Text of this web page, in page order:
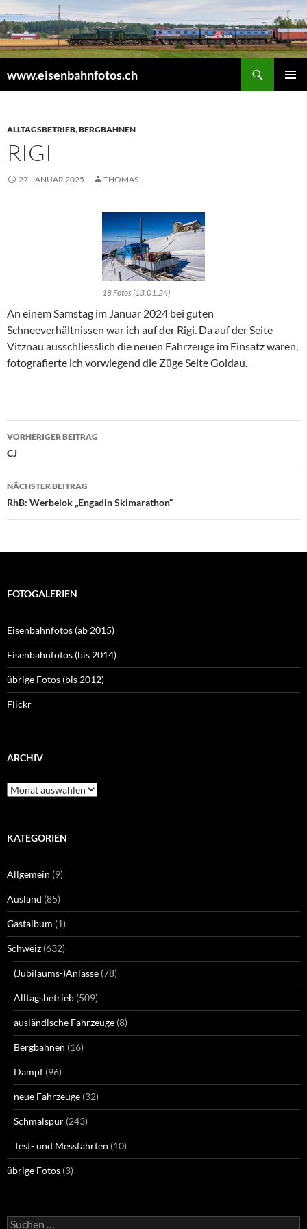
Inhalt
springen
www.eisenbahnfotos.ch
ALLTAGSBETRIEB,BERGBAHNEN
RIGI
27. JANUAR 2025 THOMAS
18 Fotos (13.01.24)
An einem Samstag im Januar 2024 bei guten
Schneeverhältnissen war ich auf der Rigi. Da auf der Seite
Vitznau ausschliesslich die neuen Fahrzeuge im Einsatz waren,
fotografierte ich vorwiegend die Züge Seite Goldau.
Beitragsnavigation
VORHERIGER BEITRAG
CJ
NÄCHSTER BEITRAG
RhB: Werbelok „Engadin Skimarathon“
FOTOGALERIEN
Eisenbahnfotos (ab 2015)
Eisenbahnfotos (bis 2014)
übrige Fotos (bis 2012)
Flickr
ARCHIV
Archiv
KATEGORIEN
Allgemein (9)
Ausland (85)
Gastalbum (1)
Schweiz (632)
(Jubiläums-)Anlässe (78)
Alltagsbetrieb (509)
ausländische Fahrzeuge (8)
Bergbahnen (16)
Dampf (96)
neue Fahrzeuge (32)
Schmalspur (243)
Test- und Messfahrten (10)
übrige Fotos (3)
Suchen